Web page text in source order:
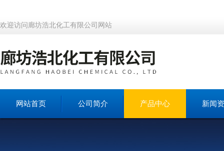
欢迎访问廊坊浩北化工有限公司网站
网站首页 公司简介 产品中心 新闻